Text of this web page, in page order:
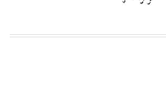
تم اعتمادها مصطلحاً